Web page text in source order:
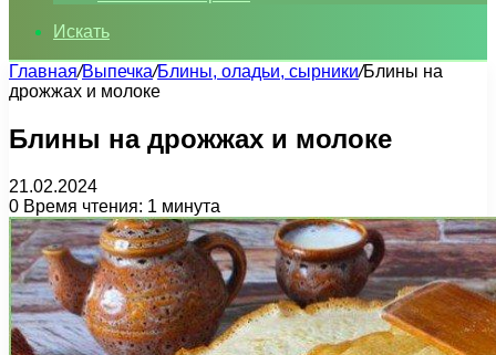
Искать
Главная/Выпечка/Блины, оладьи, сырники/Блины на
дрожжах и молоке
Блины на дрожжах и молоке
21.02.2024
0 Время чтения: 1 минута